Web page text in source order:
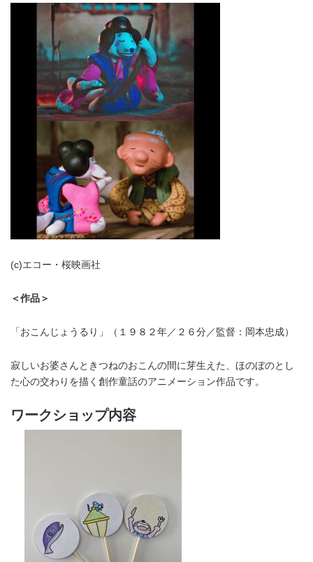
(c)エコー・桜映画社
＜作品＞
「おこんじょうるり」（１９８２年／２６分／監督：岡本忠成）
寂しいお婆さんときつねのおこんの間に芽生えた、ほのぼのとし
た心の交わりを描く創作童話のアニメーション作品です。
ワークショップ内容